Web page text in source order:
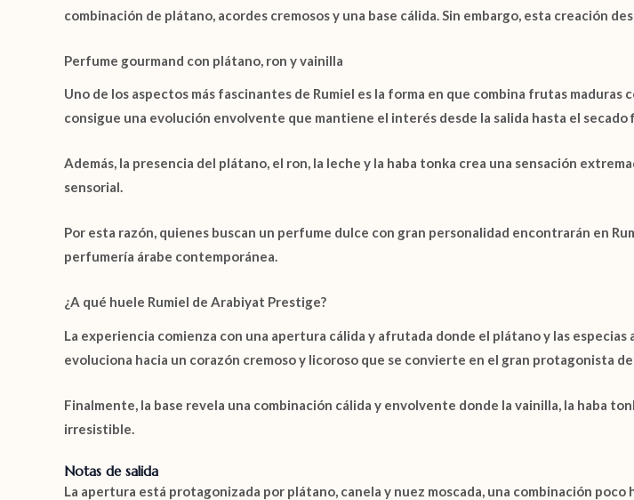
combinación de plátano, acordes cremosos y una base cálida. Sin embargo, esta creación
Perfume gourmand con plátano, ron y vainilla
Uno de los aspectos más fascinantes de Rumiel es la forma en que combina frutas maduras
consigue una evolución envolvente que mantiene el interés desde la salida hasta el secado
Además, la presencia del plátano, el ron, la leche y la haba tonka crea una sensación
sensorial.
Por esta razón, quienes buscan un perfume dulce con gran personalidad encontrarán en
perfumería árabe contemporánea.
¿A qué huele Rumiel de Arabiyat Prestige?
La experiencia comienza con una apertura cálida y afrutada donde el plátano y las
evoluciona hacia un corazón cremoso y licoroso que se convierte en el gran protagonista de
Finalmente, la base revela una combinación cálida y envolvente donde la vainilla , la haba
irresistible.
Notas de salida
La apertura está protagonizada por plátano canela y nuez moscada , una combinación